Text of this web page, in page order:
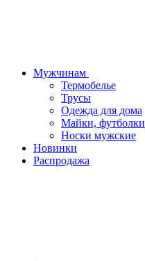
Мужчинам
Термобелье
Трусы
Одежда для дома
Майки, футболки
Носки мужские
Новинки
Распродажа